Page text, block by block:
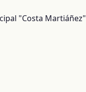
"Costa Martiáñez"